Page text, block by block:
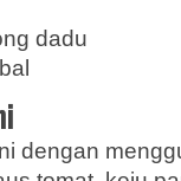
dadu
dengan